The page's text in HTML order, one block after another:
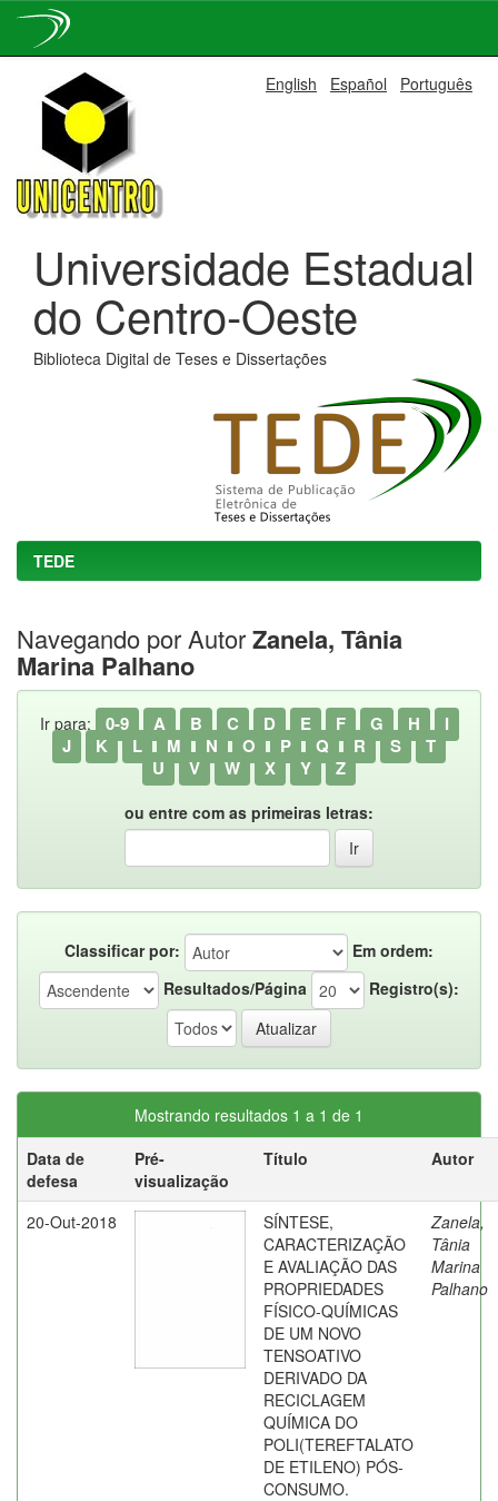
navigation
English Español Português
Universidade Estadual
do Centro-Oeste
Biblioteca Digital de Teses e Dissertações
TEDE
Navegando por AutorZanela, Tânia
Marina Palhano
Ir para: 0-9 A B C D E F G H
I
J
K L M N O P Q R S
T
U
V W X Y Z
ou entre com as primeiras letras:
Classificar por:
Em ordem:
Resultados/Página
Registro(s):
Mostrando resultados 1 a 1 de 1
Data de
defesa
Pré-
visualização
Título Autor
20-Out-2018
SÍNTESE,
CARACTERIZAÇÃO
E AVALIAÇÃO DAS
PROPRIEDADES
FÍSICO-QUÍMICAS
DE UM NOVO
TENSOATIVO
DERIVADO DA
RECICLAGEM
QUÍMICA DO
POLI(TEREFTALATO
DE ETILENO) PÓS-
CONSUMO.
Zanela,
Tânia
Marina
Palhano